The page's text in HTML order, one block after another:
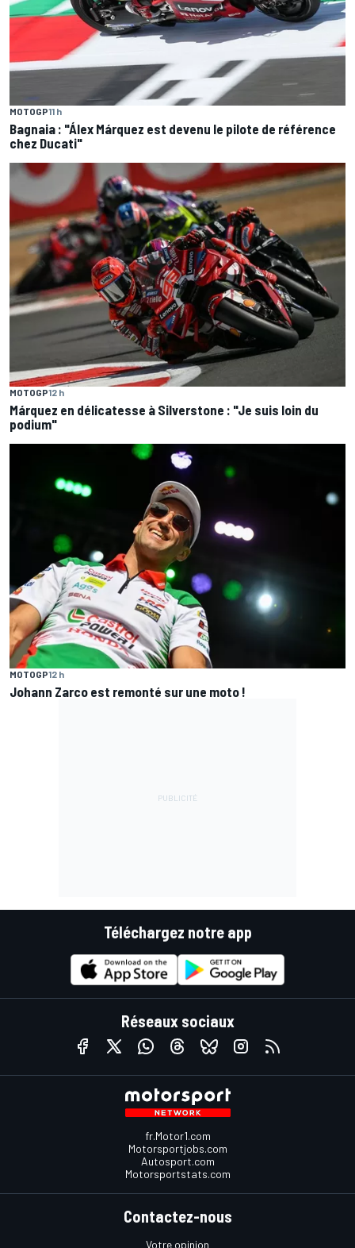
MOTOGP11 h
Bagnaia : "Álex Márquez est devenu le pilote de référence
chez Ducati"
MOTOGP12 h
Márquez en délicatesse à Silverstone : "Je suis loin du
podium"
MOTOGP12 h
Johann Zarco est remonté sur une moto !
Téléchargez notre app
Réseaux sociaux
fr.Motor1.com
Motorsportjobs.com
Autosport.com
Motorsportstats.com
Contactez-nous
Votre opinion